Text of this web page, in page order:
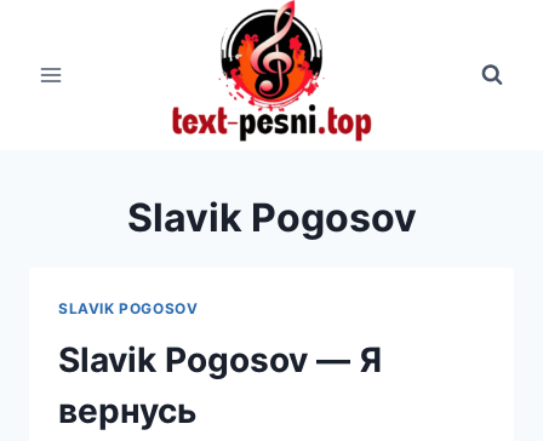
содержимому
Slavik Pogosov
SLAVIK POGOSOV
Slavik Pogosov — Я
вернусь